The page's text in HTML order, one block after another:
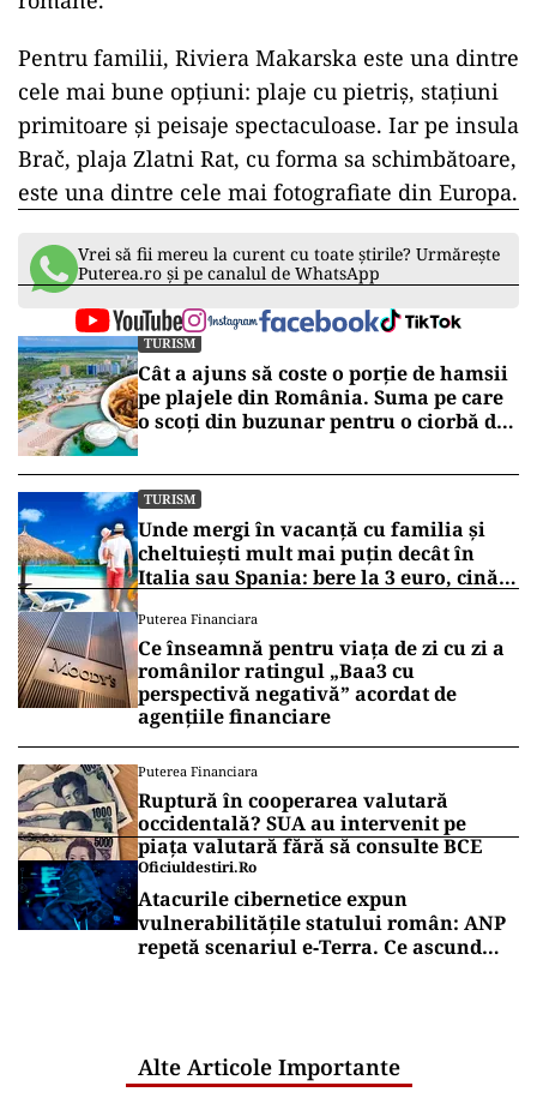
Pentru familii, Riviera Makarska este una dintre
cele mai bune opțiuni: plaje cu pietriș, stațiuni
primitoare și peisaje spectaculoase. Iar pe insula
Brač, plaja Zlatni Rat, cu forma sa schimbătoare,
este una dintre cele mai fotografiate din Europa.
Vrei să fii mereu la curent cu toate știrile? Urmărește
Puterea.ro și pe canalul de WhatsApp
TURISM
Cât a ajuns să coste o porție de hamsii
pe plajele din România. Suma pe care
o scoți din buzunar pentru o ciorbă de
Nord
TURISM
Unde mergi în vacanță cu familia și
cheltuiești mult mai puțin decât în
Italia sau Spania: bere la 3 euro, cină
Puterea Financiara
Ce înseamnă pentru viața de zi cu zi a
românilor ratingul „Baa3 cu
perspectivă negativă” acordat de
agențiile financiare
Puterea Financiara
Ruptură în cooperarea valutară
occidentală? SUA au intervenit pe
piața valutară fără să consulte BCE
Oficiuldestiri.ro
Atacurile cibernetice expun
vulnerabilitățile statului român: ANP
repetă scenariul e‑Terra. Ce ascund
Alte Articole Importante